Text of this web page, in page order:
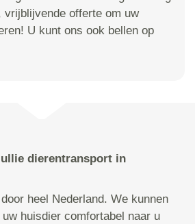
vrijblijvende offerte om uw
U kunt ons ook bellen op
dierentransport in
heel Nederland. We kunnen
huisdier comfortabel naar u